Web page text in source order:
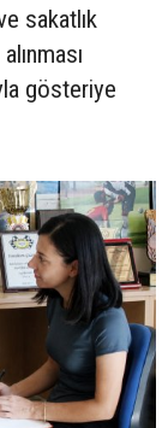
sakatlık
gösteriye